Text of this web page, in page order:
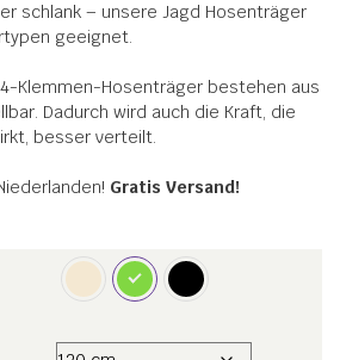
schlank – unsere Jagd Hosenträger
geeignet.
Klemmen-Hosenträger bestehen aus
Dadurch wird auch die Kraft, die
besser verteilt.
Gratis Versand!